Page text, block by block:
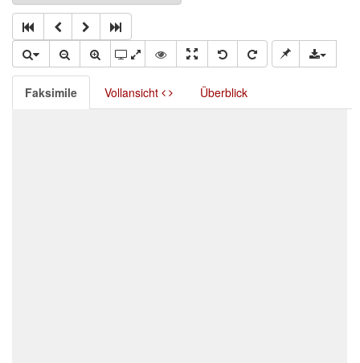
Faksimile Vollansicht Überblick